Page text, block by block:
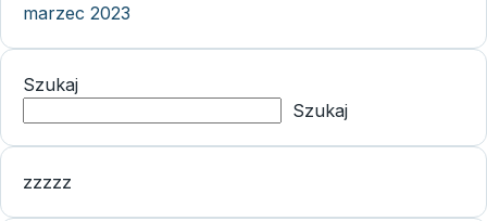
marzec 2023
Szukaj
Szukaj
zzzzz